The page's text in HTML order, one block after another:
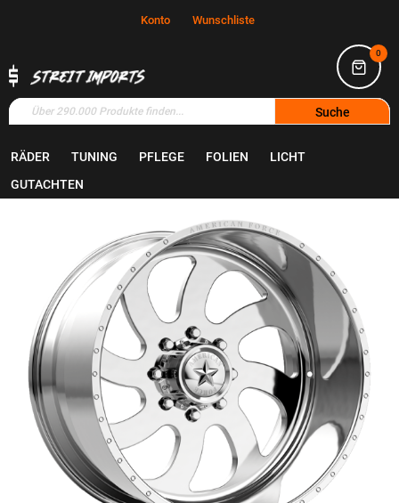
Konto Wunschliste
0
Suche
RÄDER TUNING PFLEGE FOLIEN
LICHT
GUTACHTEN
Zum
Ende